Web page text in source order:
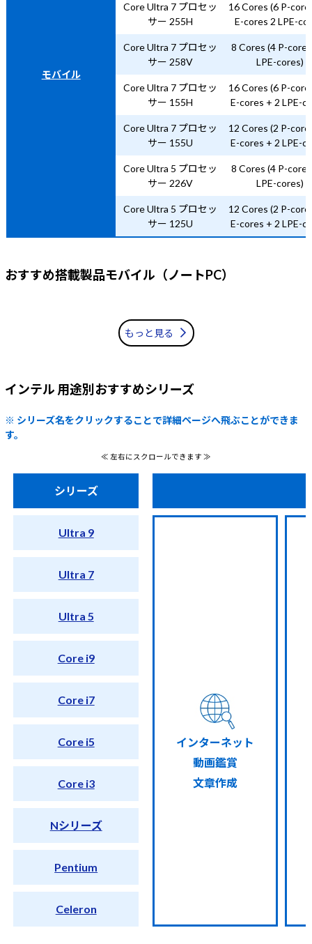
モバイル
Core Ultra 7 プロセッ
サー 255H
16 Cores (6 P-
E-cores 2 LPE-
Core Ultra 7 プロセッ
サー 258V
8 Cores (4 P-
LPE-cores)
Core Ultra 7 プロセッ
サー 155H
16 Cores (6 P-
E-cores + 2 LPE-
Core Ultra 7 プロセッ
サー 155U
12 Cores (2 P-
E-cores + 2 LPE-
Core Ultra 5 プロセッ
サー 226V
8 Cores (4 P-
LPE-cores)
Core Ultra 5 プロセッ
サー 125U
12 Cores (2 P-
E-cores + 2 LPE-
おすすめ搭載製品モバイル（ノートPC）
もっと見る
インテル 用途別おすすめシリーズ
※ シリーズ名をクリックすることで詳細ページへ飛ぶことができま
す。
≪ 左右にスクロールできます ≫
シリーズ
Ultra 9
インターネット
動画鑑賞
文章作成
Ultra 7
Ultra 5
Core i9
Core i7
Core i5
Core i3
Nシリーズ
Pentium
Celeron